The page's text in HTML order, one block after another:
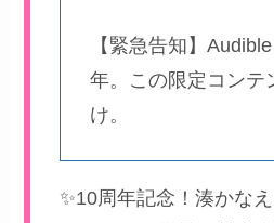
【緊急告知】
年。この限定コンテ
け。
✨10周年記念！湊かな